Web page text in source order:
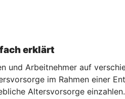
erklärt
und Arbeitnehmer auf
im Rahmen einer
Altersvorsorge